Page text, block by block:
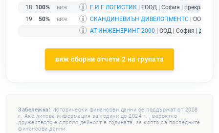
18 100% Г И Г ЛОГИСТИК | ЕООД | София |
19
50% СКАНДИНЕВИЪН ДИВЕЛОПМЕНТС | ООД |
АТ ИНЖЕНЕРИНГ 2000 | ООД | София |
виж сборни отчети 2 на групата
Забележка: Исторически финансови данни се поддържат от 2008
г. Ако липсва информация за години до 2024 г. , вероятно
дружеството е спряло дейност в годината, за която са последните
финансови данни.